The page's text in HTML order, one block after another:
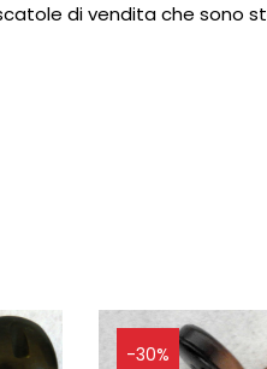
di vendita che sono
-30%